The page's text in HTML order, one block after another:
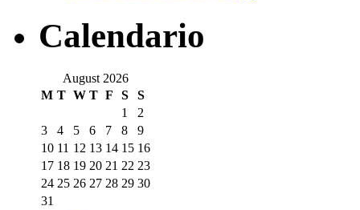
Calendario
August 2026
M T W T F S
S
1
2
3
4 5 6 7 8
9
10 11 12 13 14 15 16
17 18 19 20 21 22 23
24 25 26 27 28 29 30
31